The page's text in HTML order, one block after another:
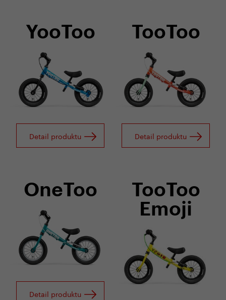
YooToo
Detail produktu
TooToo
Detail produktu
OneToo
Detail produktu
TooToo
Emoji